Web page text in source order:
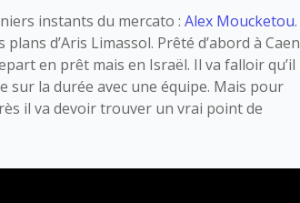
instants du mercato :Alex Moucketou.
d’Aris Limassol. Prêté d’abord à Caen
en prêt mais en Israël. Il va falloir qu’il
la durée avec une équipe. Mais pour
il va devoir trouver un vrai point de